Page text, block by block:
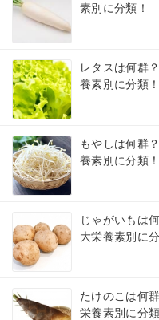
素別に分類！
レタスは何群
養素別に分類！
もやしは何群
養素別に分類！
じゃがいもは
大栄養素別に分
たけのこは何
栄養素別に分類